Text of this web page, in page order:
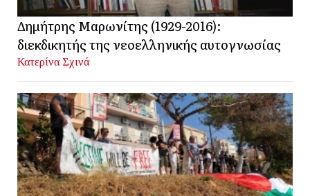
Δημήτρης Μαρωνίτης (1929-2016):
διεκδικητής της νεοελληνικής αυτογνωσίας
Κατερίνα Σχινά